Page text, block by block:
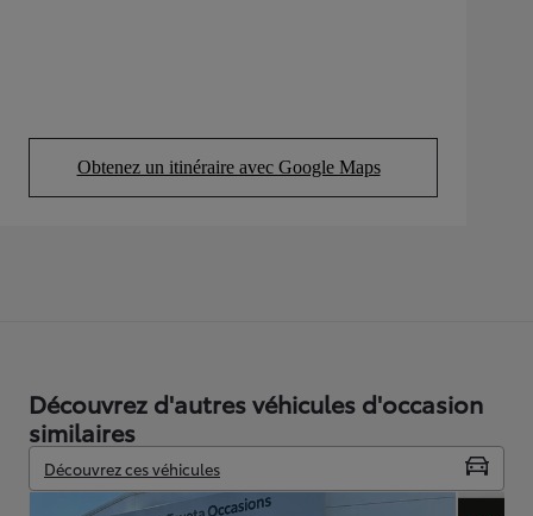
Obtenez un itinéraire avec Google Maps
(Opens in new tab)
Découvrez d'autres véhicules d'occasion
similaires
Découvrez ces véhicules